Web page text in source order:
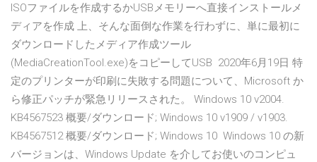
ISOファイルを作成するかUSBメモリーへ直接インストールメ
ディアを作成 上、そんな面倒な作業を行わずに、単に最初に
ダウンロードしたメディア作成ツール
(MediaCreationTool.exe)をコピーしてUSB 2020年6月19日 特
定のプリンターが印刷に失敗する問題について、Microsoft か
ら修正パッチが緊急リリースされた。 Windows 10 v2004.
KB4567523 概要/ダウンロード; Windows 10 v1909 / v1903.
KB4567512 概要/ダウンロード; Windows 10 Windows 10 の新
バージョンは、Windows Update を介してお使いのコンピュ